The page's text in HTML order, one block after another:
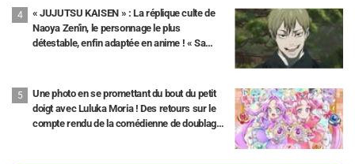
designer Akira Matsushima
« JUJUTSU KAISEN » : La réplique culte de
Naoya Zen'in, le personnage le plus
détestable, enfin adaptée en anime ! « Sa
Une photo en se promettant du bout du petit
doigt avec Luluka Moria ! Des retours sur le
compte rendu de la comédienne de doublage